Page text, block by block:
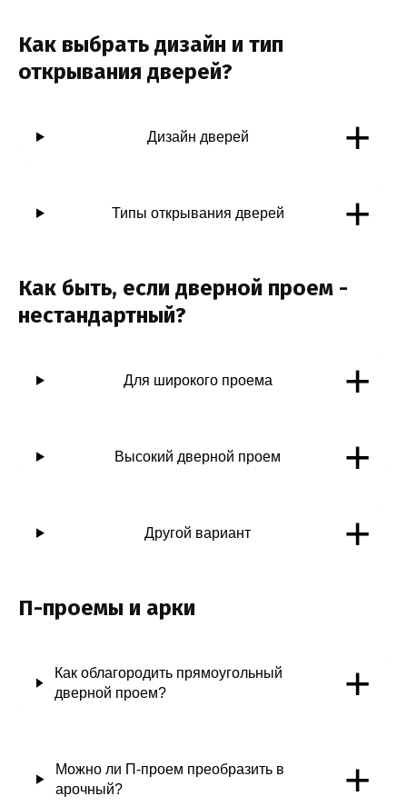
Как выбрать дизайн и тип
открывания дверей?
Дизайн дверей +
Типы открывания дверей +
Как быть, если дверной проем -
нестандартный?
Для широкого проема +
Высокий дверной проем +
Другой вариант +
П-проемы и арки
Как облагородить прямоугольный
дверной проем?
+
Можно ли П-проем преобразить в
арочный?
+